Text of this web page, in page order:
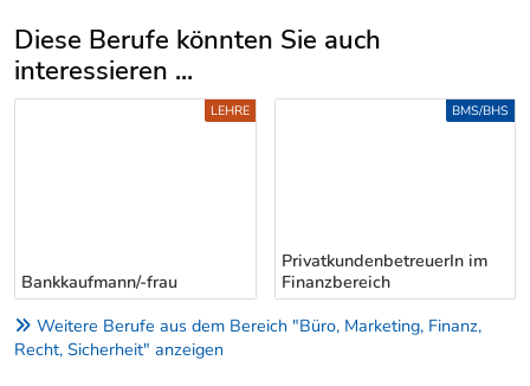
Diese Berufe könnten Sie auch
interessieren ...
Uber weitere Berufsvorschläge
Bankkaufmann/-frau
LEHRE
PrivatkundenbetreuerIn im
Finanzbereich
BMS/BHS
Weitere Berufe aus dem Bereich "Büro, Marketing, Finanz,
Recht, Sicherheit" anzeigen